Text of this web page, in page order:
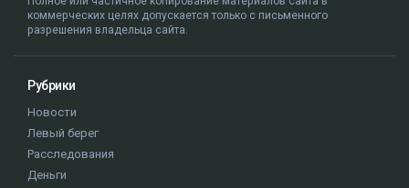
коммерческих целях допускается только с письменного
разрешения владельца сайта.
Рубрики
Новости
Левый берег
Расследования
Деньги